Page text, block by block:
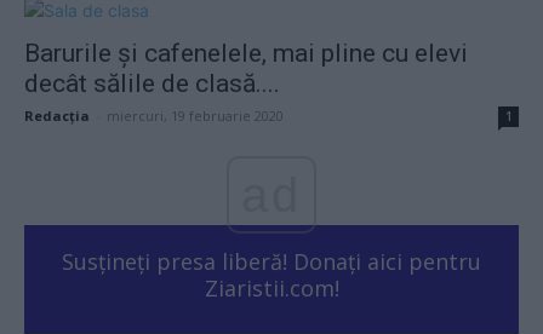
Barurile și cafenelele, mai pline cu elevi
decât sălile de clasă....
Redacţia miercuri, 19 februarie 2020 1
Susțineți presa liberă! Donați aici pentru
Ziaristii.com!